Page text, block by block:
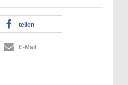
teilen
E-Mail